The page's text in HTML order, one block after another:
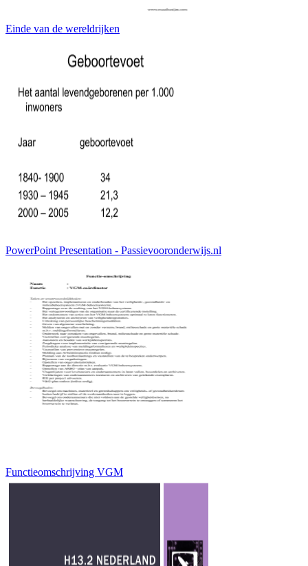
Einde van de wereldrijken
PowerPoint Presentation - Passievooronderwijs.nl
Functieomschrijving VGM